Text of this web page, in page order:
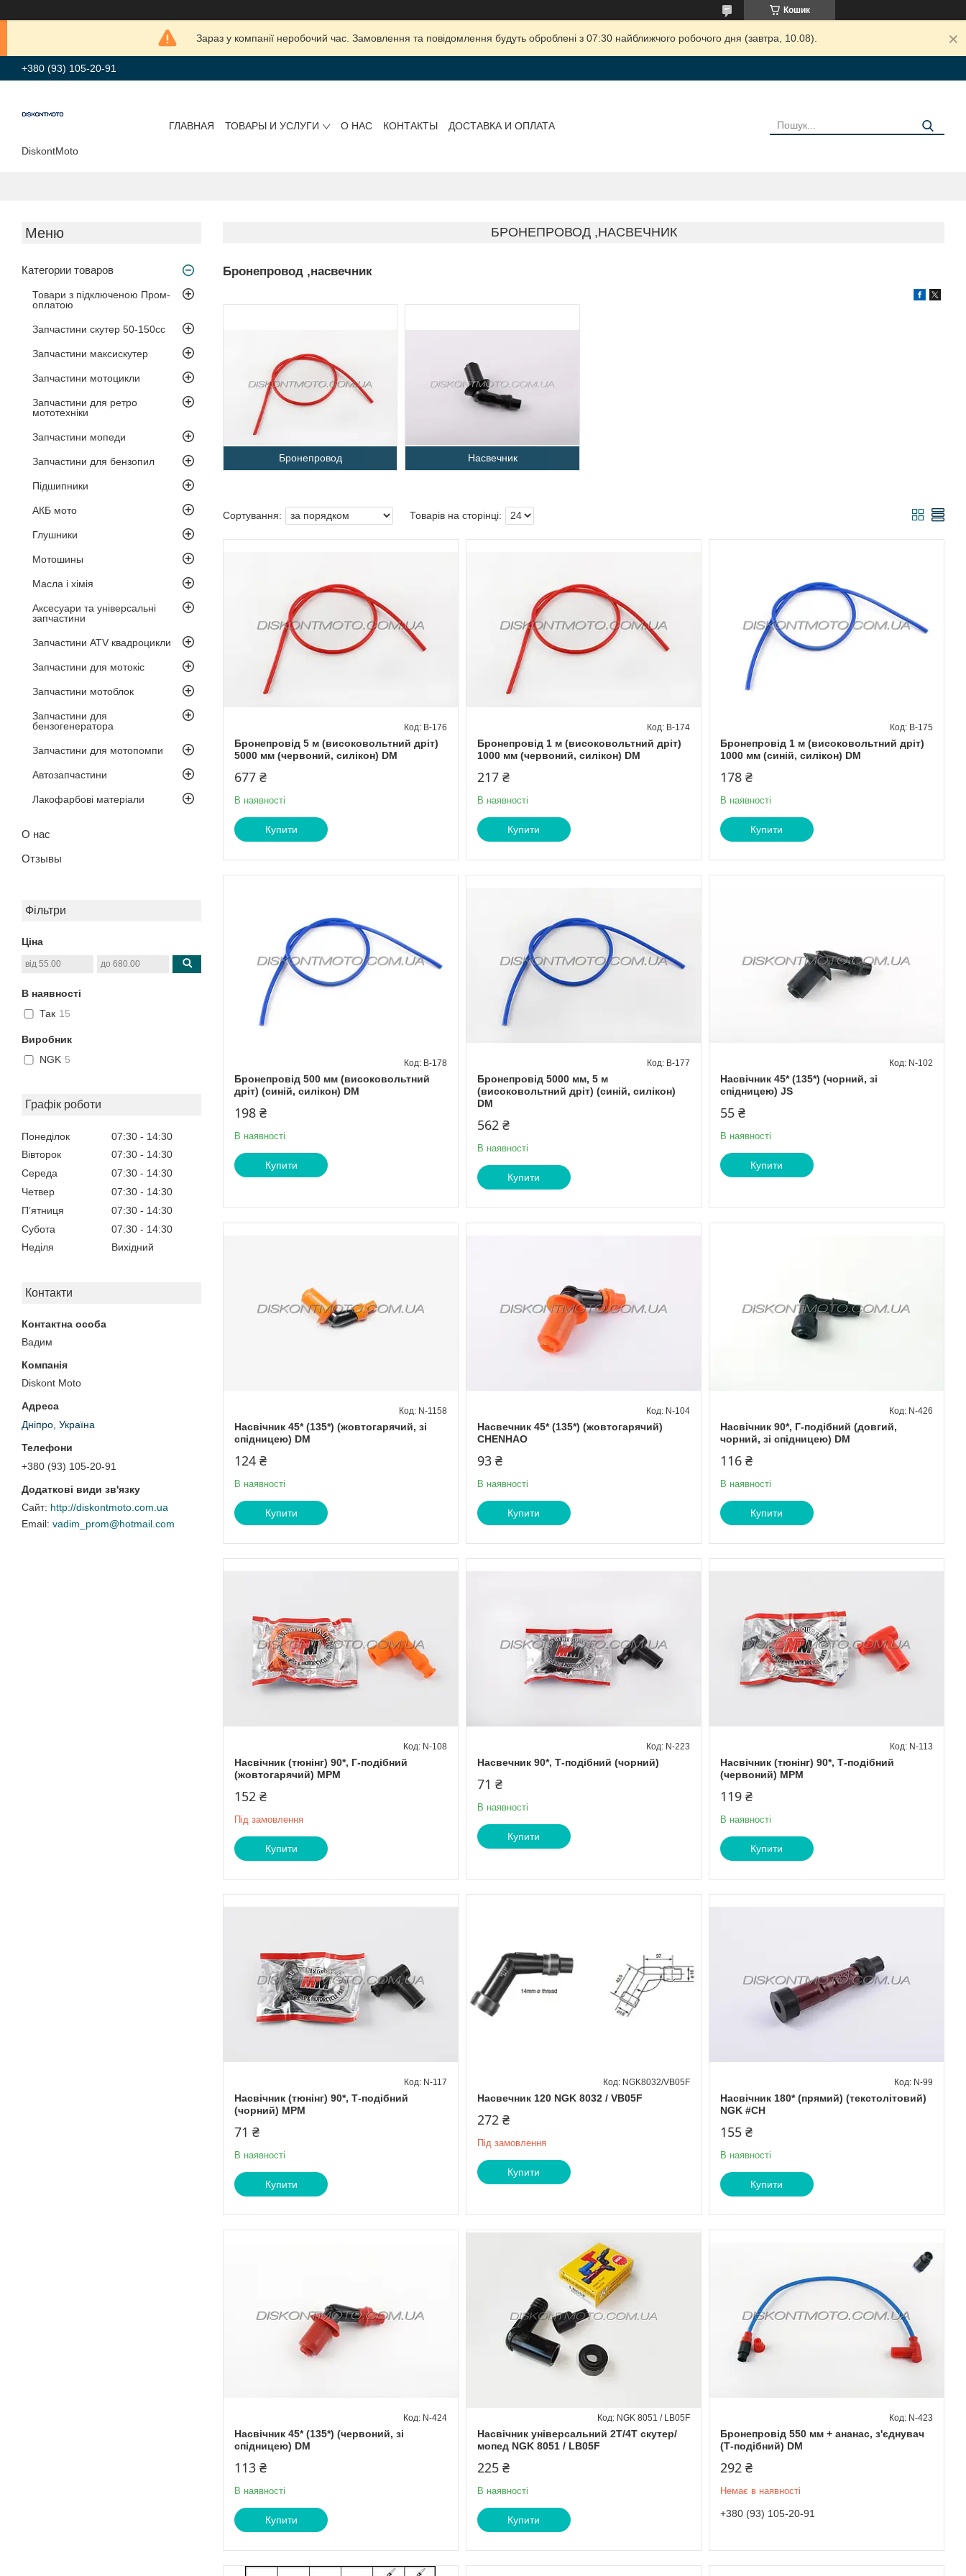
Кошик
Зараз у компанії неробочий час. Замовлення та повідомлення будуть оброблені з 07:30 найближчого робочого дня (завтра, 10.08).
+380 (93) 105-20-91
DiskontMoto
ГЛАВНАЯ ТОВАРЫ И УСЛУГИ О НАС КОНТАКТЫ ДОСТАВКА И ОПЛАТА
Категории товаров
Товари з підключеною Пром-
оплатою
Запчастини скутер 50-150cc
Запчастини максискутер
Запчастини мотоцикли
Запчастини для ретро
мототехніки
Запчастини мопеди
Запчастини для бензопил
Підшипники
АКБ мото
Глушники
Мотошины
Масла і хімія
Аксесуари та універсальні
запчастини
Запчастини ATV квадроцикли
Запчастини для мотокіс
Запчастини мотоблок
Запчастини для
бензогенератора
Запчастини для мотопомпи
Автозапчастини
Лакофарбові матеріали
О нас
Отзывы
Фільтри
Ціна
В наявності
Так 15
Виробник
NGK 5
Графік роботи
Понеділок 07:30
14:30
Вівторок
07:30
14:30
Середа
07:30
14:30
Четвер
07:30
14:30
Пʼятниця
07:30
14:30
Субота
07:30
14:30
Неділя
Вихідний
Контакти
Вадим
Diskont Moto
Дніпро, Україна
+380 (93) 105-20-91
http://diskontmoto.com.ua
vadim_prom@hotmail.com
БРОНЕПРОВОД ,НАСВЕЧНИК
Бронепровод ,насвечник
Бронепровод Насвечник
Бронепровід 5 м (високовольтний дріт)
5000 мм (червоний, силікон) DM
B-176
677 ₴
В наявності
Купити
Бронепровід 1 м (високовольтний дріт)
1000 мм (червоний, силікон) DM
B-174
217 ₴
В наявності
Купити
Бронепровід 1 м (високовольтний дріт)
1000 мм (синій, силікон) DM
B-175
178 ₴
В наявності
Купити
Бронепровід 500 мм (високовольтний
дріт) (синій, силікон) DM
B-178
198 ₴
В наявності
Купити
Бронепровід 5000 мм, 5 м
(високовольтний дріт) (синій, силікон)
DM
B-177
562 ₴
В наявності
Купити
Насвічник 45* (135*) (чорний, зі
спідницею) JS
N-102
55 ₴
В наявності
Купити
Насвічник 45* (135*) (жовтогарячий, зі
спідницею) DM
N-1158
124 ₴
В наявності
Купити
Насвечник 45* (135*) (жовтогарячий)
CHENHAO
N-104
93 ₴
В наявності
Купити
Насвічник 90*, Г-подібний (довгий,
чорний, зі спідницею) DM
N-426
116 ₴
В наявності
Купити
Насвічник (тюнінг) 90*, Г-подібний
(жовтогарячий) МРМ
N-108
152 ₴
Під замовлення
Купити
Насвечник 90*, Т-подібний (чорний)
N-223
71 ₴
В наявності
Купити
Насвічник (тюнінг) 90*, Т-подібний
(червоний) МРМ
N-113
119 ₴
В наявності
Купити
Насвічник (тюнінг) 90*, Т-подібний
(чорний) МРМ
N-117
71 ₴
В наявності
Купити
Насвечник 120 NGK 8032 / VB05F
NGK8032/VB05F
272 ₴
Під замовлення
Купити
Насвічник 180* (прямий) (текстолітовий)
NGK #CH
N-99
155 ₴
В наявності
Купити
Насвічник 45* (135*) (червоний, зі
спідницею) DM
N-424
113 ₴
В наявності
Купити
Насвічник універсальний 2T/4T скутер/
мопед NGK 8051 / LB05F
NGK 8051 / LB05F
225 ₴
В наявності
Купити
Бронепровід 550 мм + ананас, з'єднувач
(Т-подібний) DM
N-423
292 ₴
Немає в наявності
+380 (93) 105-20-91